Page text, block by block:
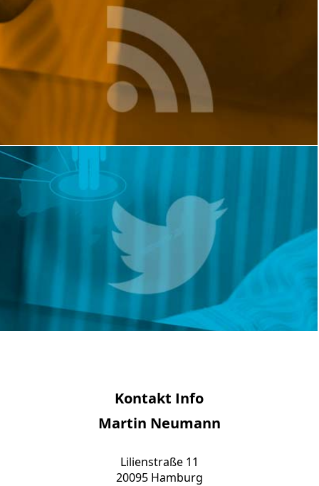
Kontakt Info
Martin Neumann
Lilienstraße 11
20095 Hamburg